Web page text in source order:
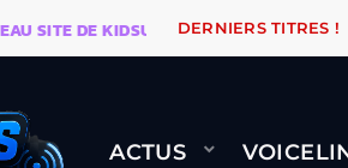
DE KIDSUNE WARÉTRO
DERNIERS TITRES !
ACTUS